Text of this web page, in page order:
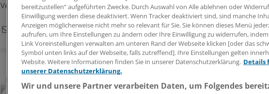
Veröffentlicht:05.06.2008, 05:00 Uhr
Beim 89. Deutschen Röntgenkongress hat
Professor Michael Lanadio vom
Gustav Carus in Dresden die Ergebnisse
unter 750 zur fachärztlichen Weiterbildung
bereitzustellen“ aufgeführten Zwecke. Durch Auswahl von Alle ablehnen oder
Einwilligung werden diese deaktiviert. Wenn Tracker deaktiviert sind, sind manche
Anzeigen möglicherweise nicht mehr so relevant für Sie. Sie können dieses Menü
aufrufen, um Ihre Einstellungen zu ändern oder Ihre Einwilligung zu widerrufen, indem
Link Voreinstellungen verwalten am unteren Rand der Webseite klicken [oder das
Symbol unten links auf der Webseite, falls zutreffend]. Ihre Einstellungen gelten
Website. Weitere Informationen finden Sie in unserer Datenschutzerklärung. Details
unserer Datenschutzerklärung.
Wir und unsere Partner verarbeiten Daten, um Folgendes